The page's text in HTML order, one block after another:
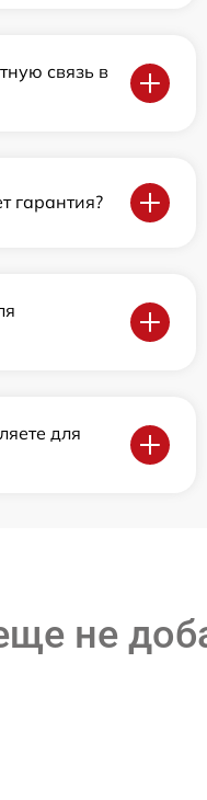
связь в
гарантия?
для
не